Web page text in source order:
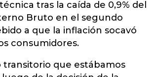
tras la caída de 0,9% del
Bruto en el segundo
a que la inflación socavó
consumidores.
transitorio que estábamos